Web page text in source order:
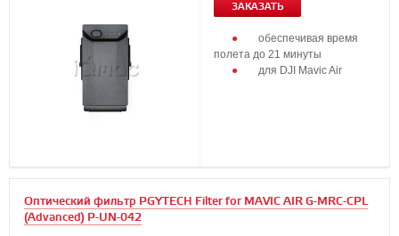
ЗАКАЗАТЬ
обеспечивая время
полета до 21 минуты
для DJI Mavic Air
Оптический фильтр PGYTECH Filter for MAVIC AIR G-MRC-CPL
(Advanced) P-UN-042